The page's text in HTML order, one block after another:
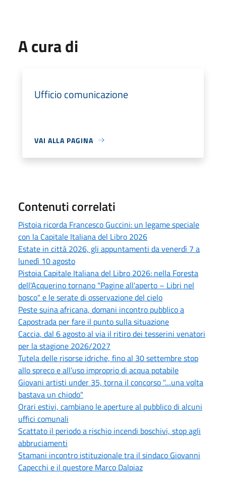
A cura di
Ufficio comunicazione
VAI ALLA PAGINA
Contenuti correlati
Pistoia ricorda Francesco Guccini: un legame speciale
con la Capitale Italiana del Libro 2026
Estate in città 2026, gli appuntamenti da venerdì 7 a
lunedì 10 agosto
Pistoia Capitale Italiana del Libro 2026: nella Foresta
dell'Acquerino tornano "Pagine all'aperto – Libri nel
bosco" e le serate di osservazione del cielo
Peste suina africana, domani incontro pubblico a
Capostrada per fare il punto sulla situazione
Caccia, dal 6 agosto al via il ritiro dei tesserini venatori
per la stagione 2026/2027
Tutela delle risorse idriche, fino al 30 settembre stop
allo spreco e all’uso improprio di acqua potabile
Giovani artisti under 35, torna il concorso "…una volta
bastava un chiodo"
Orari estivi, cambiano le aperture al pubblico di alcuni
uffici comunali
Scattato il periodo a rischio incendi boschivi, stop agli
abbruciamenti
Stamani incontro istituzionale tra il sindaco Giovanni
Capecchi e il questore Marco Dalpiaz